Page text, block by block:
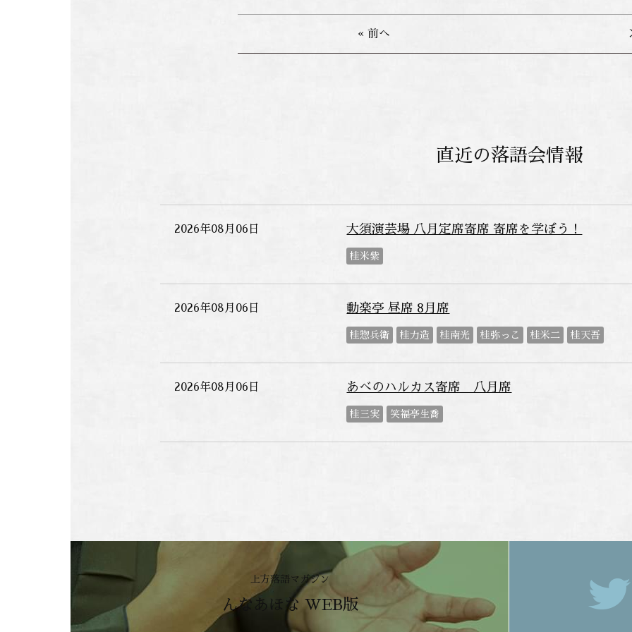
« 前へ
直近の落語会情報
2026年08月06日 大須演芸場 八月定席寄席 寄席を学ぼう！
桂米紫
2026年08月06日 動楽亭 昼席 8月席
桂惣兵衛 桂力造 桂南光 桂弥っこ 桂米二 桂天吾
2026年08月06日 あべのハルカス寄席 八月席
桂三実 笑福亭生喬
上方落語マガジン
んなあほな WEB版